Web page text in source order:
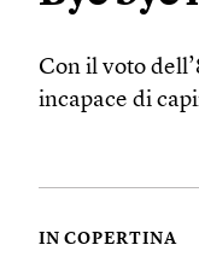
Con il voto
incapace di
IN COPERTINA